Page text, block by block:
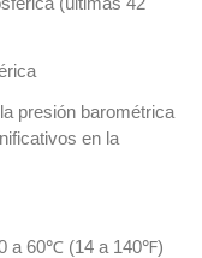
presión barométrica
en la
a 60℃ (14 a 140℉)